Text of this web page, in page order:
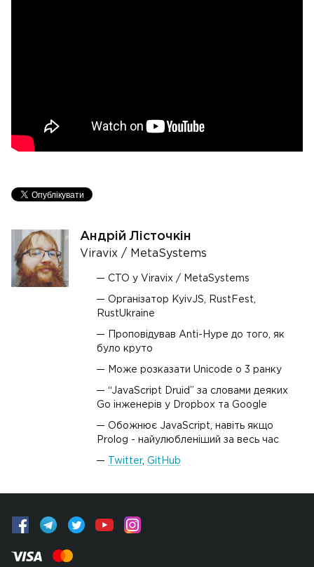
Андрій Лісточкін
Viravix / MetaSystems
CTO у Viravix / MetaSystems
Організатор KyivJS, RustFest,
RustUkraine
Проповідував Anti-Hype до того, як
було круто
Може розказати Unicode о 3 ранку
“JavaScript Druid” за словами деяких
Go інженерів у Dropbox та Google
Обожнює JavaScript, навіть якщо
Prolog - найулюбленіший за весь час
Twitter, GitHub